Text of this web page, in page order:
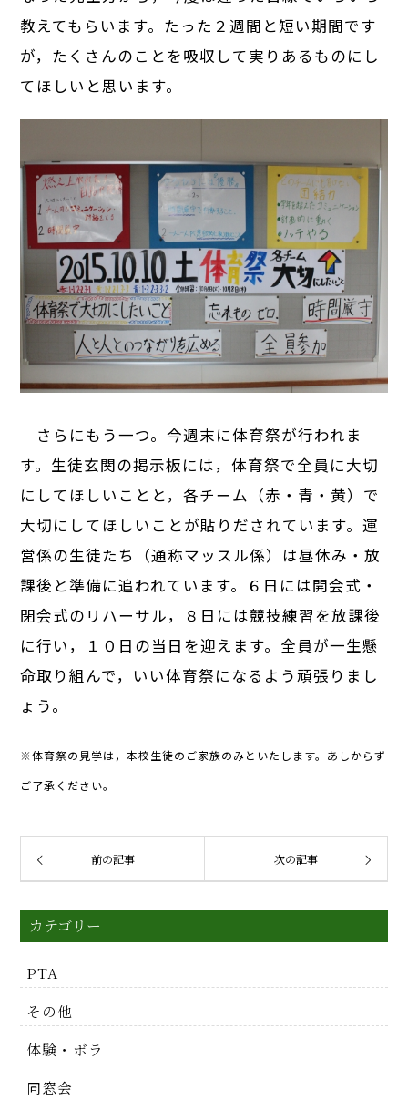
教えてもらいます。たった２週間と短い期間です
が，たくさんのことを吸収して実りあるものにし
てほしいと思います。
さらにもう一つ。今週末に体育祭が行われま
す。生徒玄関の掲示板には，体育祭で全員に大切
にしてほしいことと，各チーム（赤・青・黄）で
大切にしてほしいことが貼りだされています。運
営係の生徒たち（通称マッスル係）は昼休み・放
課後と準備に追われています。６日には開会式・
閉会式のリハーサル，８日には競技練習を放課後
に行い，１０日の当日を迎えます。全員が一生懸
命取り組んで，いい体育祭になるよう頑張りまし
ょう。
※体育祭の見学は，本校生徒のご家族のみといたします。あしからず
ご了承ください。
前の記事 次の記事
カテゴリー
PTA
その他
体験・ボラ
同窓会